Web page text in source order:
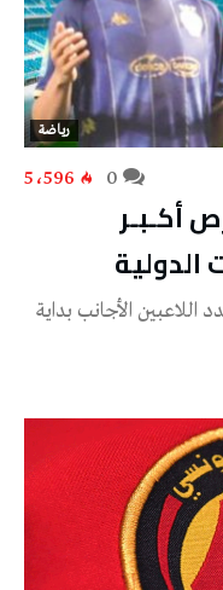
رياضة
5٬596
أكـبـر
الدولية
الأجانب بداية